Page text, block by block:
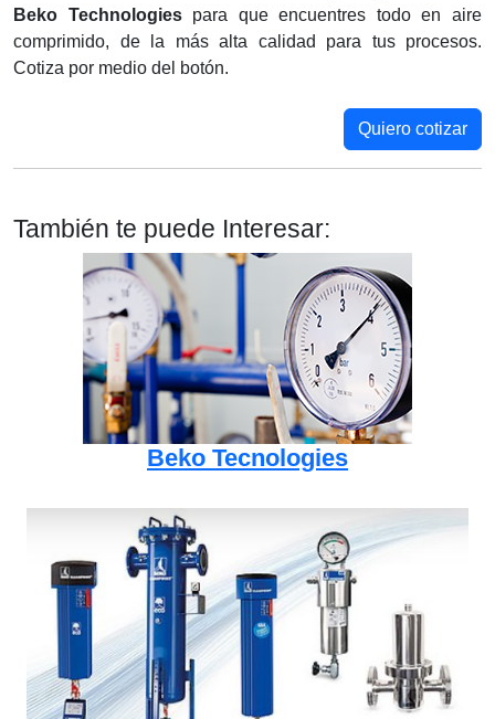
Beko Technologiespara que encuentres todo en aire
comprimido, de la más alta calidad para tus procesos.
Cotiza por medio del botón.
Quiero cotizar
También te puede Interesar:
Beko Tecnologies